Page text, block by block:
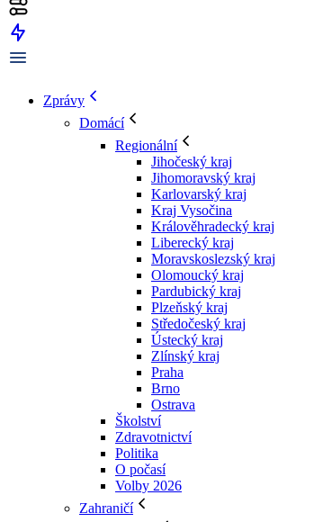
Zprávy
Domácí
Regionální
Jihočeský kraj
Jihomoravský kraj
Karlovarský kraj
Kraj Vysočina
Králověhradecký kraj
Liberecký kraj
Moravskoslezský kraj
Olomoucký kraj
Pardubický kraj
Plzeňský kraj
Středočeský kraj
Ústecký kraj
Zlínský kraj
Praha
Brno
Ostrava
Školství
Zdravotnictví
Politika
O počasí
Volby 2026
Zahraničí